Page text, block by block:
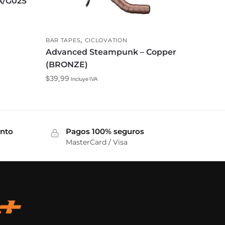
BAR TAPES, CICLOVATION
Advanced Steampunk – Copper
(BRONZE)
$39,99 Incluye IVA
Pagos 100% seguros
MasterCard / Visa